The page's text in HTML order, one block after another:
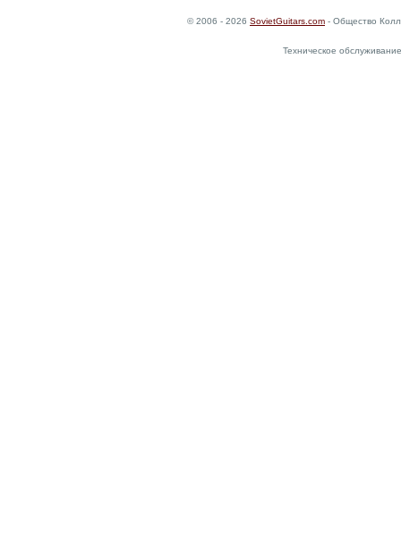
© 2006 - 2026 SovietGuitars.com - Общество
Техническое